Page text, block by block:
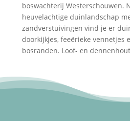
boswachterij Westerschouwen.
heuvelachtige duinlandschap
zandverstuivingen vind je er
doorkijkjes, feeërieke vennetjes
bosranden. Loof- en